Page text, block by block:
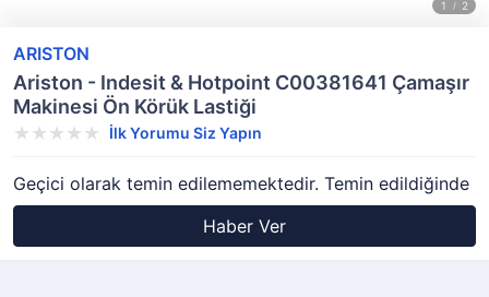
ARISTON
Ariston - Indesit & Hotpoint C00381641 Çamaşır
Makinesi Ön Körük Lastiği
İlk Yorumu Siz Yapın
Geçici olarak temin edilememektedir. Temin edildiğinde
Haber Ver